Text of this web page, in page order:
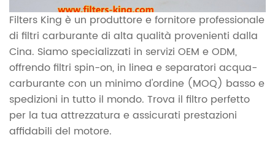
Filters King è un produttore e fornitore professionale
di filtri carburante di alta qualità provenienti dalla
Cina. Siamo specializzati in servizi OEM e ODM,
offrendo filtri spin-on, in linea e separatori acqua-
carburante con un minimo d'ordine (MOQ) basso e
spedizioni in tutto il mondo. Trova il filtro perfetto
per la tua attrezzatura e assicurati prestazioni
affidabili del motore.